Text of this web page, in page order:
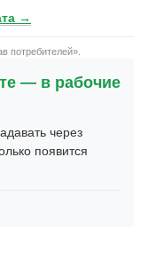
→
потребителей».
— в рабочие
через
появится